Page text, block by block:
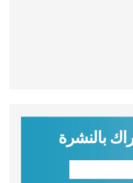
بالنشرة